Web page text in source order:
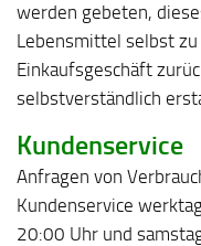
werden gebeten,
Lebensmittel selbst
Einkaufsgeschäft
selbstverständlich
Kundenservice
Anfragen von
Kundenservice
20:00 Uhr und